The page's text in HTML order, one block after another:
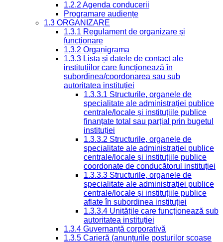
1.2.2 Agenda conducerii
Programare audiențe
1.3 ORGANIZARE
1.3.1 Regulament de organizare și
funcționare
1.3.2 Organigrama
1.3.3 Lista și datele de contact ale
instituțiilor care funcționează în
subordinea/coordonarea sau sub
autoritatea instituției
1.3.3.1 Structurile, organele de
specialitate ale administrației publice
centrale/locale și instituțiile publice
finanțate total sau parțial prin bugetul
instituției
1.3.3.2 Structurile, organele de
specialitate ale administrației publice
centrale/locale și instituțiile publice
coordonate de conducătorul instituției
1.3.3.3 Structurile, organele de
specialitate ale administrației publice
centrale/locale și instituțiile publice
aflate în subordinea instituției
1.3.3.4 Unitățile care funcționează sub
autoritatea instituției
1.3.4 Guvernanță corporativă
1.3.5 Carieră (anunțurile posturilor scoase